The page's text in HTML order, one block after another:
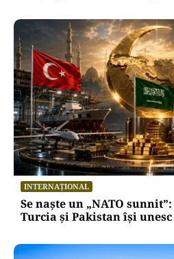
INTERNAȚIONAL
Se naște un „NATO
Turcia și Pakistan își